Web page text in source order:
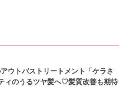
ウトバストリートメント「ケラさ
ィのうるツヤ髪へ♡髪質改善も期待